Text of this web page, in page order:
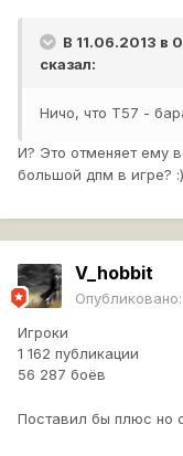
В 11.06.2013 в
сказал:
Ничо, что Т57 -
И? Это отменяет ему
большой дпм в игре? :)
V_hobbit
Опубликовано:
Игроки
1 162 публикации
56 287 боёв
Поставил бы плюс но